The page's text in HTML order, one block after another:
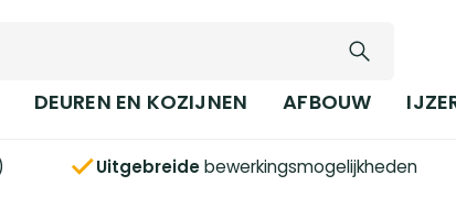
DEUREN EN KOZIJNEN AFBOUW
Uitgebreidebewerkingsmogelijkheden